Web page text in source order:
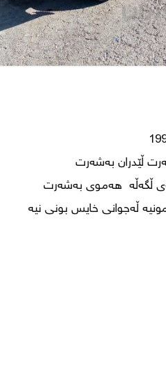
مەکینە 18   گێر حادی   براوە بەشەرت ڵێدران بەشەرت
سەنەوی ئەوڵیاتو   واجیهەو وەکاڵەی ڵگەڵە  هەموی بەشەرت